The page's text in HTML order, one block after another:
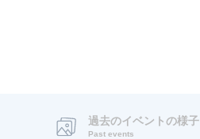
過去のイベントの様子
Past events